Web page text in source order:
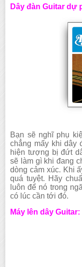
Dây đàn Guitar dự
Bạn sẽ nghĩ phụ
chẳng mấy khi dây
hiện tượng bị đứt
sẽ làm gì khi đang
dòng cảm xúc. Khi
quá tuyệt. Hãy
luôn để nó trong
có lúc cần tới đó.
Máy lên dây Guitar: